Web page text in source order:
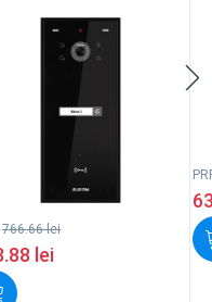
766.66lei
lei